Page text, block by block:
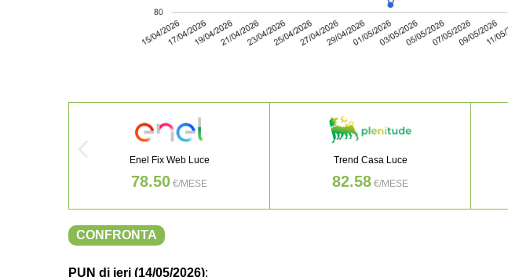
Enel Fix Web Luce
78.50 €/MESE
Trend Casa Luce
82.58 €/MESE
CONFRONTA
PUN di ieri (14/05/2026):